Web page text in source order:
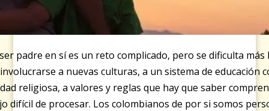
padre en sí es un reto complicado, pero se dificulta
a nuevas culturas, a un sistema de educación
religiosa, a valores y reglas que hay que saber
difícil de procesar. Los colombianos de por si somos